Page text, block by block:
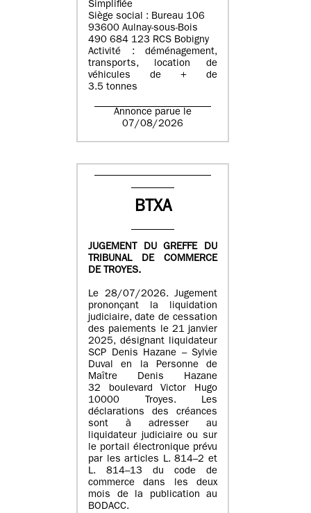
Simplifiée
Siège social : Bureau 106
93600 Aulnay-sous-Bois
490 684 123 RCS Bobigny
Activité : déménagement,
transports, location de
véhicules de + de
3.5 tonnes
Annonce parue le
07/08/2026
BTXA
JUGEMENT DU GREFFE DU
TRIBUNAL DE COMMERCE
DE TROYES.
Le 28/07/2026. Jugement
prononçant la liquidation
judiciaire, date de cessation
des paiements le 21 janvier
2025, désignant liquidateur
SCP Denis Hazane – Sylvie
Duval en la Personne de
Maître Denis Hazane
32 boulevard Victor Hugo
10000 Troyes. Les
déclarations des créances
sont à adresser au
liquidateur judiciaire ou sur
le portail électronique prévu
par les articles L. 814–2 et
L. 814–13 du code de
commerce dans les deux
mois de la publication au
BODACC.